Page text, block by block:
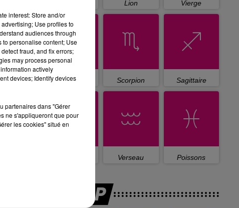
Lion Vierge
Balance Scorpion Sagittaire
Verseau Poissons
LE TOP
interest: Store and/or
Use profiles to
audiences through
to personalise content; Use
fraud, and fix errors;
may process personal
actively
devices; Identify devices
partenaires dans "Gérer
ne s'appliqueront que pour
les cookies" situé en